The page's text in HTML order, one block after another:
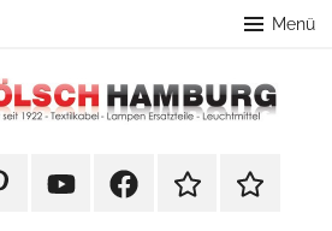
Menü
YouTubeFacebookTikTok Webshop